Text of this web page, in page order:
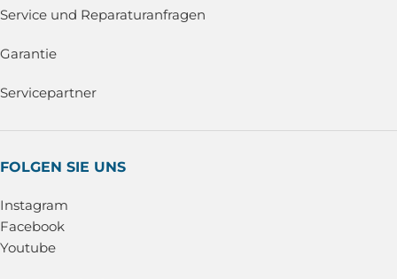
Service und Reparaturanfragen
Garantie
Servicepartner
FOLGEN SIE UNS
Instagram
Facebook
Youtube